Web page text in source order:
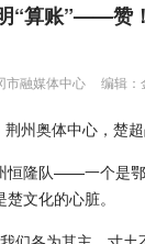
“算账”——赞
市融媒体中心 编辑：
州奥体中心，楚超
恒隆队——一个是
楚文化的心脏。